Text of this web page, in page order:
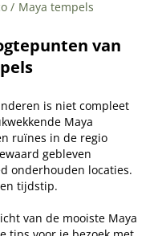
Maya tempels
van
is niet compleet
Maya
ruïnes in de regio
gebleven
onderhouden locaties.
tijdstip.
van de mooiste Maya